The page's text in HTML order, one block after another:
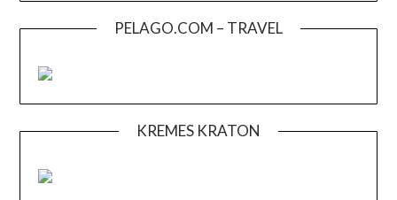
PELAGO.COM – TRAVEL
KREMES KRATON